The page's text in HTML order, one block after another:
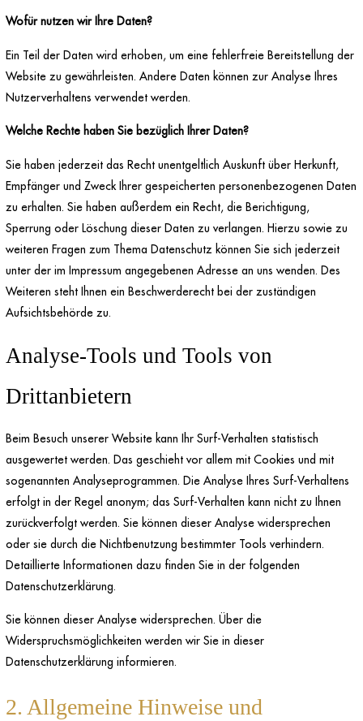
Wofür nutzen wir Ihre Daten?
Ein Teil der Daten wird erhoben, um eine fehlerfreie Bereitstellung der
Website zu gewährleisten. Andere Daten können zur Analyse Ihres
Nutzerverhaltens verwendet werden.
Welche Rechte haben Sie bezüglich Ihrer Daten?
Sie haben jederzeit das Recht unentgeltlich Auskunft über Herkunft,
Empfänger und Zweck Ihrer gespeicherten personenbezogenen Daten
zu erhalten. Sie haben außerdem ein Recht, die Berichtigung,
Sperrung oder Löschung dieser Daten zu verlangen. Hierzu sowie zu
weiteren Fragen zum Thema Datenschutz können Sie sich jederzeit
unter der im Impressum angegebenen Adresse an uns wenden. Des
Weiteren steht Ihnen ein Beschwerderecht bei der zuständigen
Aufsichtsbehörde zu.
Analyse-Tools und Tools von
Drittanbietern
Beim Besuch unserer Website kann Ihr Surf-Verhalten statistisch
ausgewertet werden. Das geschieht vor allem mit Cookies und mit
sogenannten Analyseprogrammen. Die Analyse Ihres Surf-Verhaltens
erfolgt in der Regel anonym; das Surf-Verhalten kann nicht zu Ihnen
zurückverfolgt werden. Sie können dieser Analyse widersprechen
oder sie durch die Nichtbenutzung bestimmter Tools verhindern.
Detaillierte Informationen dazu finden Sie in der folgenden
Datenschutzerklärung.
Sie können dieser Analyse widersprechen. Über die
Widerspruchsmöglichkeiten werden wir Sie in dieser
Datenschutzerklärung informieren.
2. Allgemeine Hinweise und